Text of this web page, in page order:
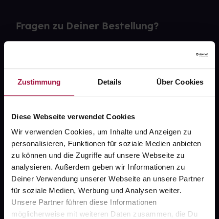
Zustimmung Details Über Cookies
Diese Webseite verwendet Cookies
Wir verwenden Cookies, um Inhalte und Anzeigen zu
personalisieren, Funktionen für soziale Medien anbieten
zu können und die Zugriffe auf unsere Webseite zu
analysieren. Außerdem geben wir Informationen zu
Deiner Verwendung unserer Webseite an unsere Partner
für soziale Medien, Werbung und Analysen weiter.
Unsere Partner führen diese Informationen
möglicherweise mit weiteren Daten zusammen, die Du
Fragen zu Deiner Bestellung?
gesund.de
Über uns
Karriere
Newsletter